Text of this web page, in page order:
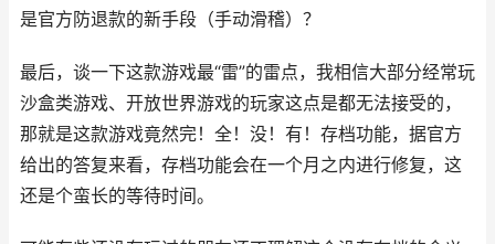
是官方防退款的新手段（手动滑稽）？
最后，谈一下这款游戏最“雷”的雷点，我相信大部分经常玩
沙盒类游戏、开放世界游戏的玩家这点是都无法接受的，
那就是这款游戏竟然完！全！没！有！存档功能，据官方
给出的答复来看，存档功能会在一个月之内进行修复，这
还是个蛮长的等待时间。